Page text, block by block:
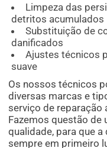
Limpeza das
detritos acumulados
Substituição de
danificados
Ajustes técnicos
suave
Os nossos técnicos
diversas marcas e
serviço de reparação
Fazemos questão de
qualidade, para que
sempre em primeiro